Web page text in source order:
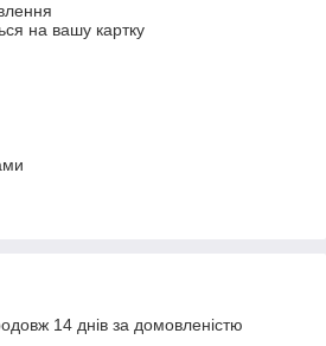
на вашу картку
14 днів за домовленістю